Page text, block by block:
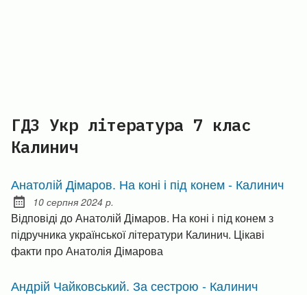
ГДЗ Укр література 7 клас
Калинич
Анатолій Дімаров. На коні і під конем - Калинич
Posted on:
10 серпня 2024 р.
Відповіді до Анатолій Дімаров. На коні і під конем з
підручника української літератури Калинич. Цікаві
факти про Анатолія Дімарова
Андрій Чайковський. За сестрою - Калинич